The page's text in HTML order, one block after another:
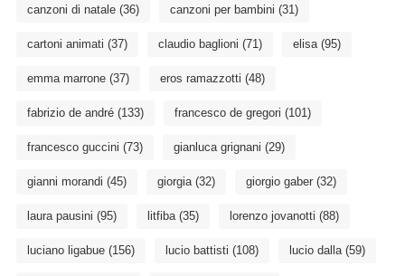
canzoni di natale(36) canzoni per bambini (31)
cartoni animati (37) claudio baglioni (71) elisa(95)
emma marrone(37) eros ramazzotti (48)
fabrizio de andré(133) francesco de gregori (101)
francesco guccini (73) gianluca grignani (29)
gianni morandi (45) giorgia(32) giorgio gaber(32)
laura pausini (95) litfiba(35) lorenzo jovanotti (88)
luciano ligabue(156) lucio battisti (108) lucio dalla(59)